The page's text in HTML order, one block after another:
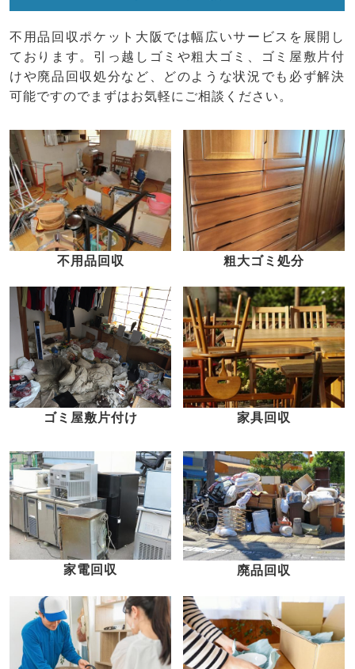
不用品回収ポケット大阪では幅広いサービスを展開し
ております。引っ越しゴミや粗大ゴミ、ゴミ屋敷片付
けや廃品回収処分など、どのような状況でも必ず解決
可能ですのでまずはお気軽にご相談ください。
不用品回収 粗大ゴミ処分
ゴミ屋敷片付け 家具回収
家電回収 廃品回収